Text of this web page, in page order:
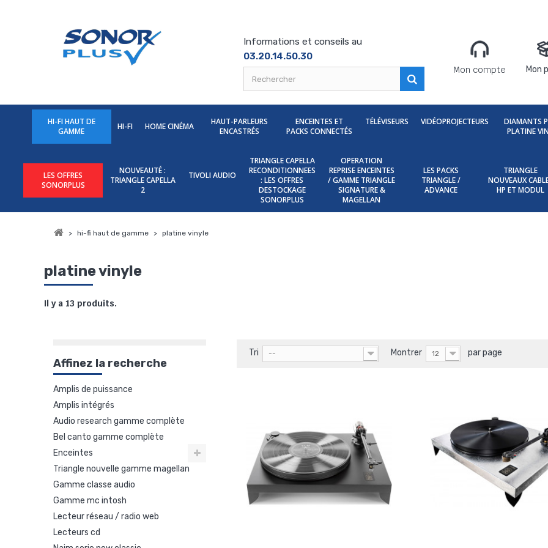
Informations et conseils au
03.20.14.50.30
Mon compte
Mon
HI-FI HAUT DE
GAMME
HI-FI HOME CINÉMA
HAUT-PARLEURS
ENCASTRÉS
ENCEINTES ET
PACKS CONNECTÉS
TÉLÉVISEURS VIDÉOPROJECTEURS
DIAMANTS
PLATINE
LES OFFRES
SONORPLUS
NOUVEAUTÉ :
TRIANGLE CAPELLA
2
TIVOLI AUDIO
TRIANGLE CAPELLA
RECONDITIONNEES
: LES OFFRES
DESTOCKAGE
SONORPLUS
OPERATION
REPRISE ENCEINTES
/ GAMME TRIANGLE
SIGNATURE &
MAGELLAN
LES PACKS
TRIANGLE /
ADVANCE
TRIANGLE
NOUVEAUX
HP ET MODUL
> hi-fi haut de gamme > platine vinyle
platine vinyle
Il y a 13 produits.
Tri -- Montrer 12 par page
Affinez la recherche
amplis de puissance
amplis intégrés
audio research gamme complète
bel canto gamme complète
enceintes
triangle nouvelle gamme magellan
40eme anniversaire
gamme classe audio
gamme mc intosh
lecteur réseau / radio web
lecteurs cd